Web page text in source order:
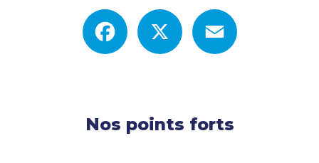
Facebook
Nos points forts